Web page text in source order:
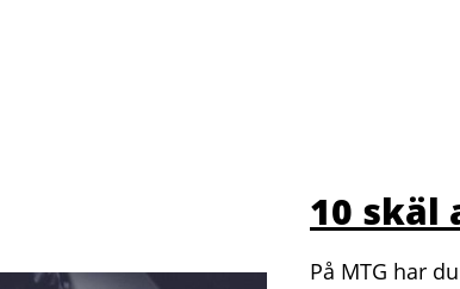
10 skäl
På MTG har